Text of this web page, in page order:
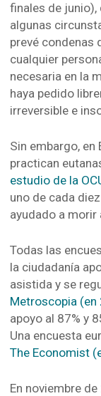
finales de junio),
algunas
prevé condenas
cualquier
necesaria en la
haya pedido
irreversible e
Sin embargo, en
practican
estudio de la
uno de cada
ayudado a morir
Todas las
la ciudadanía
asistida y se
Metroscopia (en
apoyo al 87% y
Una encuesta
The Economist
En noviembre